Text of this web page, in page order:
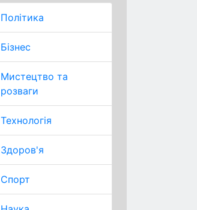
Політика
Бізнес
Мистецтво та
розваги
Технологія
Здоров'я
Спорт